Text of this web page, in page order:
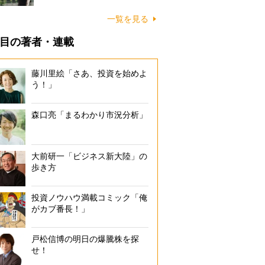
一覧を見る
の著者・連載
藤川里絵「さあ、投資を始めよ
う！」
森口亮「まるわかり市況分析」
大前研一「ビジネス新大陸」の
歩き方
投資ノウハウ満載コミック「俺
がカブ番長！」
戸松信博の明日の爆騰株を探
せ！